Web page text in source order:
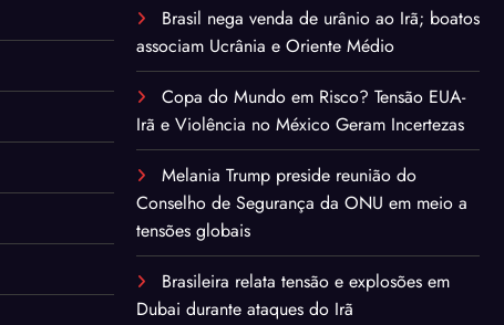
Brasil nega venda de urânio ao Irã; boatos
associam Ucrânia e Oriente Médio
Copa do Mundo em Risco? Tensão EUA-
Irã e Violência no México Geram Incertezas
Melania Trump preside reunião do
Conselho de Segurança da ONU em meio a
tensões globais
Brasileira relata tensão e explosões em
Dubai durante ataques do Irã